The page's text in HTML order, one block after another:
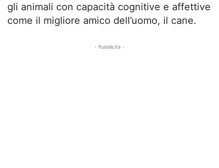
gli animali con capacità cognitive e affettive
come il migliore amico dell’uomo, il cane.
- Pubblicità -